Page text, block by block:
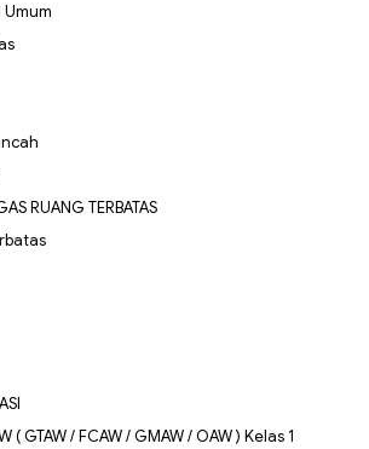
Umum
RUANG TERBATAS
( GTAW / FCAW / GMAW / OAW ) Kelas 1